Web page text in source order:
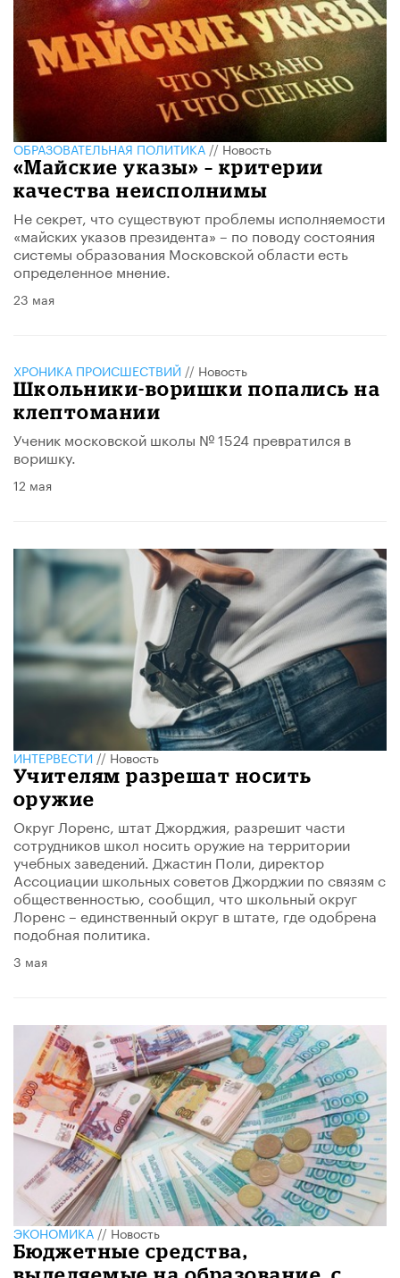
ОБРАЗОВАТЕЛЬНАЯ ПОЛИТИКА//Новость
«Майские указы» – критерии
качества неисполнимы
Не секрет, что существуют проблемы исполняемости
«майских указов президента» – по поводу состояния
системы образования Московской области есть
определенное мнение.
23 мая
ХРОНИКА ПРОИСШЕСТВИЙ // Новость
Школьники-воришки попались на
клептомании
Ученик московской школы № 1524 превратился в
воришку.
12 мая
ИНТЕРВЕСТИ//Новость
Учителям разрешат носить
оружие
Округ Лоренс, штат Джорджия, разрешит части
сотрудников школ носить оружие на территории
учебных заведений. Джастин Поли, директор
Ассоциации школьных советов Джорджии по связям с
общественностью, сообщил, что школьный округ
Лоренс – единственный округ в штате, где одобрена
подобная политика.
3 мая
ЭКОНОМИКА//Новость
Бюджетные средства,